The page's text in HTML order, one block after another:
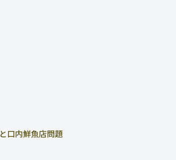
口内鮮魚店問題